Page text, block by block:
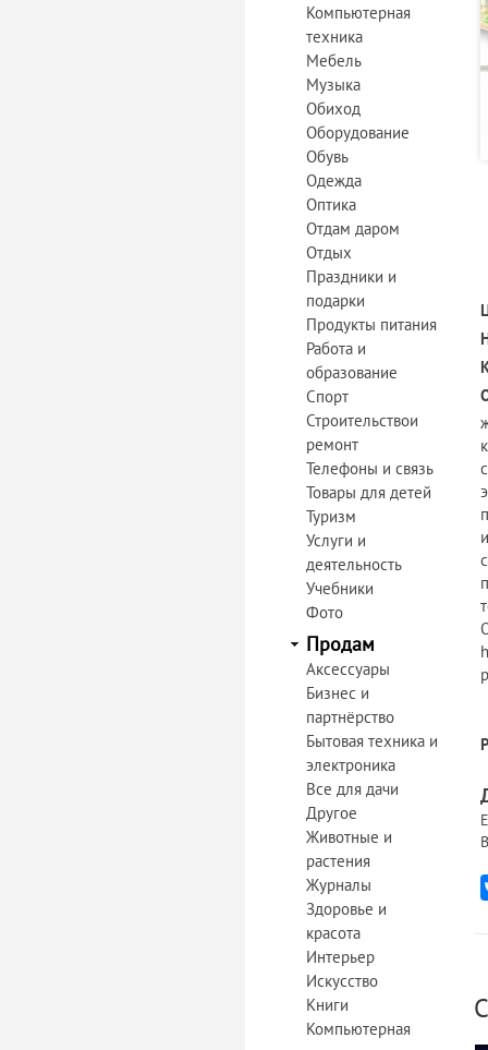
Компьютерная
техника
Мебель
Музыка
Обиход
Оборудование
Обувь
Одежда
Оптика
Отдам даром
Отдых
Праздники и
подарки
Продукты питания
Работа и
образование
Спорт
Строительствои
ремонт
Телефоны и связь
Товары для детей
Туризм
Услуги и
деятельность
Учебники
Фото
Продам
Аксессуары
Бизнес и
партнёрство
Бытовая техника и
электроника
Все для дачи
Другое
Животные и
растения
Журналы
Здоровье и
красота
Интерьер
Искусство
Книги
Компьютерная